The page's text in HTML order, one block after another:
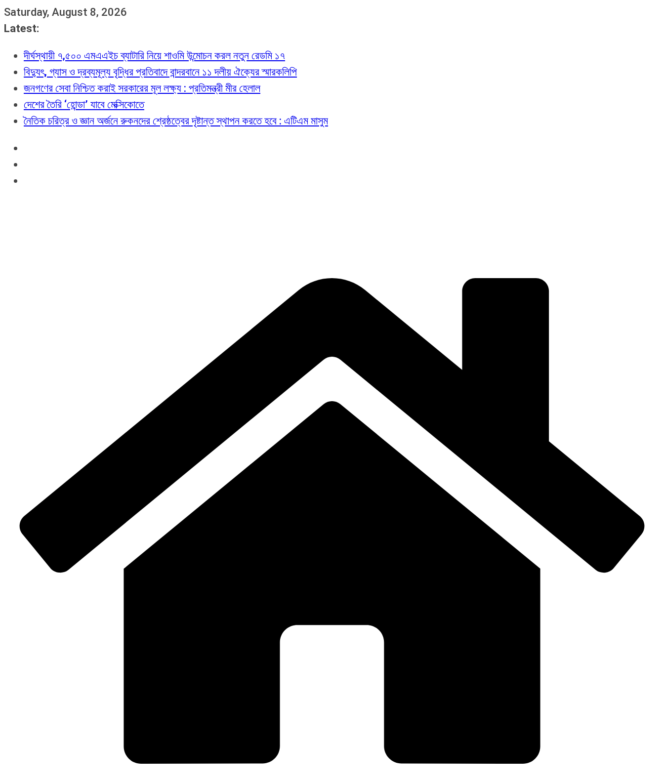
Skip
to
Saturday, August 8, 2026
Latest:
দীর্ঘস্থায়ী ৭,৫০০ এমএএইচ ব্যাটারি নিয়ে শাওমি উন্মোচন করল নতুন রেডমি ১৭
বিদ্যুৎ, গ্যাস ও দ্রব্যমূল্য বৃদ্ধির প্রতিবাদে বান্দরবানে ১১ দলীয় ঐক্যের স্মারকলিপি
জনগণের সেবা নিশ্চিত করাই সরকারের মূল লক্ষ্য : প্রতিমন্ত্রী মীর হেলাল
দেশের তৈরি ‘হোন্ডা’ যাবে মেক্সিকোতে
নৈতিক চরিত্র ও জ্ঞান অর্জনে রুকনদের শ্রেষ্ঠত্বের দৃষ্টান্ত স্থাপন করতে হবে : এটিএম মাসুম